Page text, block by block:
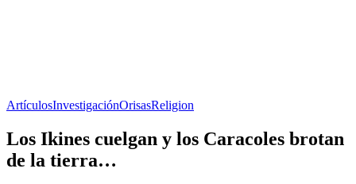
ArtículosInvestigaciónOrisasReligion
Los Ikines cuelgan y los Caracoles brotan
de la tierra…